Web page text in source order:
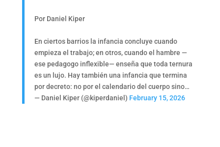
Por Daniel Kiper
En ciertos barrios la infancia concluye cuando
empieza el trabajo; en otros, cuando el hambre —
ese pedagogo inflexible— enseña que toda ternura
es un lujo. Hay también una infancia que termina
por decreto: no por el calendario del cuerpo sino…
— Daniel Kiper (@kiperdaniel) February 15, 2026